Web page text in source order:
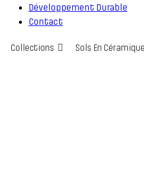
Développement Durable
Contact
Collections Sols En Céramique